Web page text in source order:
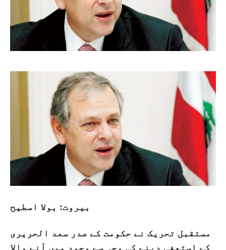
بیروت: بولا اسطیح
مستقبل تحریک نے حکومت کے صدر سعد الحریری
کے استعفی دینے کی وجہ سے وجود میں آنے والا